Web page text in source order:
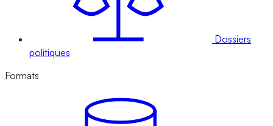
Dossiers
politiques
Formats